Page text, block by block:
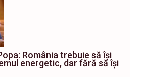
România trebuie să își
energetic, dar fără să își